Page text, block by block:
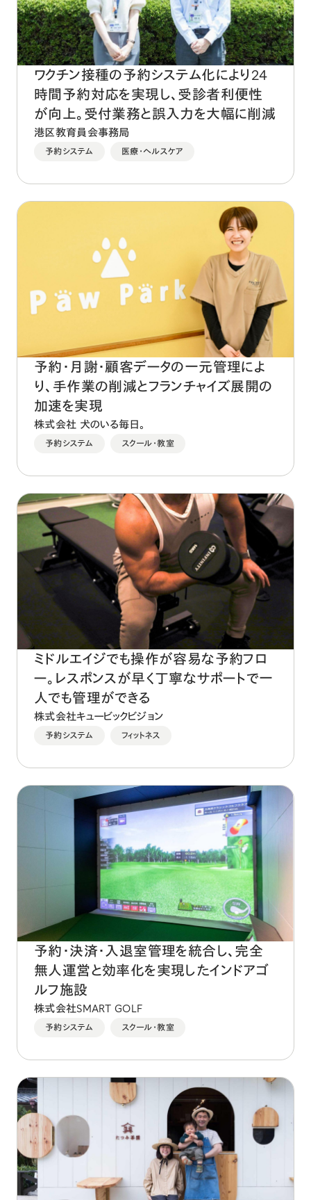
ワクチン接種の予約システム化により24
時間予約対応を実現し、受診者利便性
が向上。受付業務と誤入力を大幅に削減
港区教育員会事務局
予約システム 医療・ヘルスケア
予約・月謝・顧客データの一元管理によ
り、手作業の削減とフランチャイズ展開の
加速を実現
株式会社 犬のいる毎日。
予約システム スクール・教室
ミドルエイジでも操作が容易な予約フロ
ー。レスポンスが早く丁寧なサポートで一
人でも管理ができる
株式会社キュービックビジョン
予約システム フィットネス
予約・決済・入退室管理を統合し、完全
無人運営と効率化を実現したインドアゴ
ルフ施設
株式会社SMART GOLF
予約システム スクール・教室